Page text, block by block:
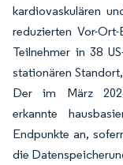
kardiovaskulären
reduzierten Vor-
Teilnehmer in 38
stationären
Der im März
erkannte
Endpunkte an,
die